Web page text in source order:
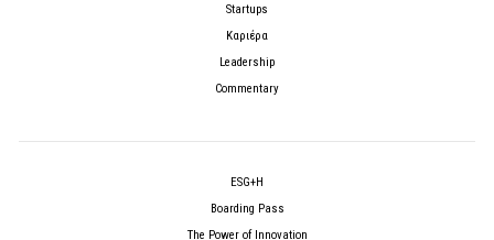
Startups
Καριέρα
Leadership
Commentary
ESG+H
Boarding Pass
The Power of Innovation